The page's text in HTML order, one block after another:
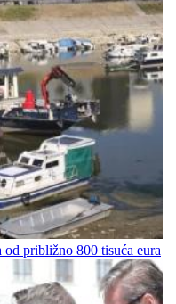
približno 800 tisuća eura